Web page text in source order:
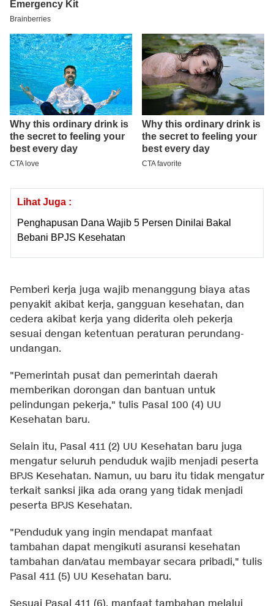
Lihat Juga :
Penghapusan Dana Wajib 5 Persen Dinilai Bakal
Bebani BPJS Kesehatan
Pemberi kerja juga wajib menanggung biaya atas
penyakit akibat kerja, gangguan kesehatan, dan
cedera akibat kerja yang diderita oleh pekerja
sesuai dengan ketentuan peraturan perundang-
undangan.
"Pemerintah pusat dan pemerintah daerah
memberikan dorongan dan bantuan untuk
pelindungan pekerja," tulis Pasal 100 (4) UU
Kesehatan baru.
Selain itu, Pasal 411 (2) UU Kesehatan baru juga
mengatur seluruh penduduk wajib menjadi peserta
BPJS Kesehatan. Namun, uu baru itu tidak mengatur
terkait sanksi jika ada orang yang tidak menjadi
peserta BPJS Kesehatan.
"Penduduk yang ingin mendapat manfaat
tambahan dapat mengikuti asuransi kesehatan
tambahan dan/atau membayar secara pribadi," tulis
Pasal 411 (5) UU Kesehatan baru.